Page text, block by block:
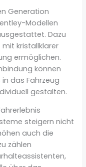
Generation
Modellen
Dazu
kristallklarer
ermöglichen.
können
das Fahrzeug
gestalten.
steigern nicht
auch die
zählen